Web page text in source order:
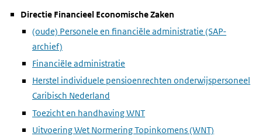
Directie Financieel Economische Zaken
(oude) Personele en financiële administratie (SAP-
archief)
Financiële administratie
Herstel individuele pensioenrechten onderwijspersoneel
Caribisch Nederland
Toezicht en handhaving WNT
Uitvoering Wet Normering Topinkomens (WNT)